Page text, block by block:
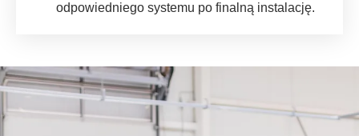
odpowiedniego systemu po finalną instalację.